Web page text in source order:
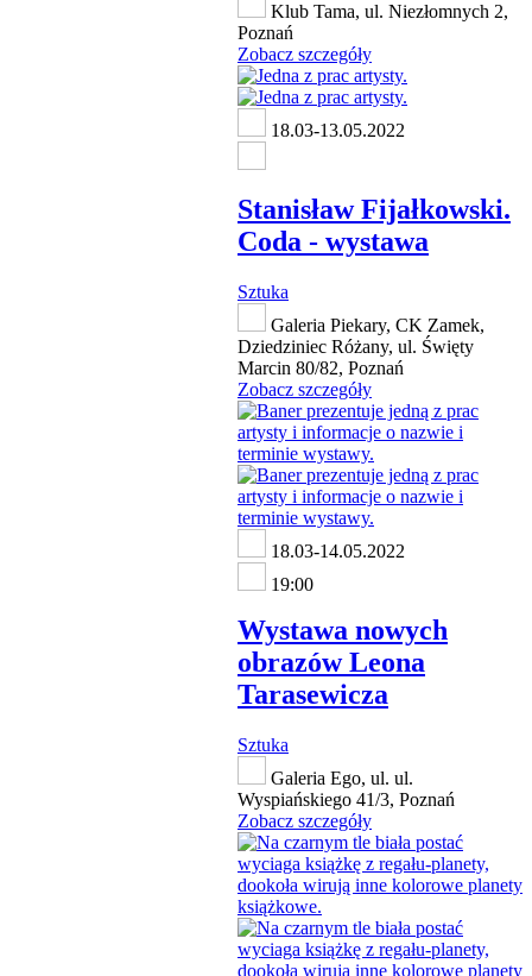
Klub Tama, ul. Niezłomnych 2,
Poznań
Zobacz szczegóły
18.03-13.05.2022
Stanisław Fijałkowski.
Coda - wystawa
Sztuka
Galeria Piekary, CK Zamek,
Dziedziniec Różany, ul. Święty
Marcin 80/82, Poznań
Zobacz szczegóły
18.03-14.05.2022
19:00
Wystawa nowych
obrazów Leona
Tarasewicza
Sztuka
Galeria Ego, ul. ul.
Wyspiańskiego 41/3, Poznań
Zobacz szczegóły